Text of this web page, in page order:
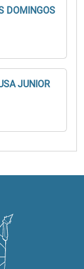
DOMINGOS
JUNIOR